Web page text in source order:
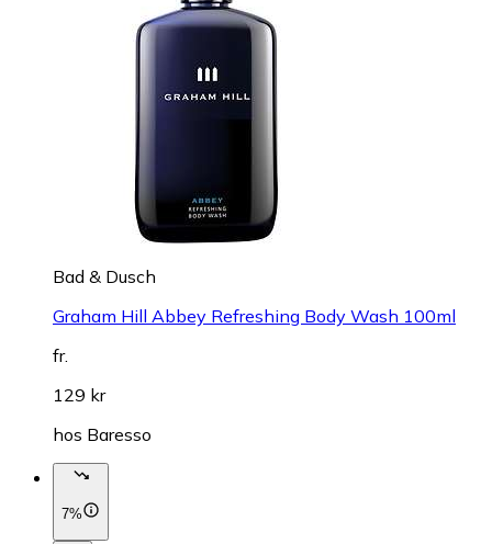
Bad & Dusch
Graham Hill Abbey Refreshing Body Wash 100ml
fr.
129 kr
hos Baresso
7%